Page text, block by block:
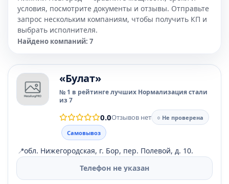
условия, посмотрите документы и отзывы. Отправьте
запрос нескольким компаниям, чтобы получить КП и
выбрать исполнителя.
Найдено компаний: 7
«Булат»
№ 1 в рейтинге лучших Нормализация стали
из 7
0.0Отзывов нет
○ Не проверена
Самовывоз
📍обл. Нижегородская, г. Бор, пер. Полевой, д. 10.
Телефон не указан